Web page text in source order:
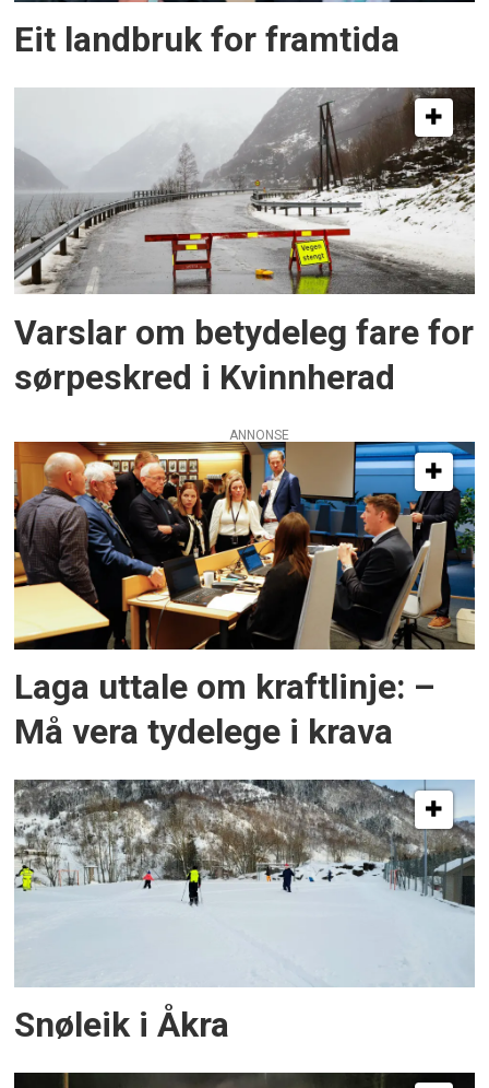
Eit landbruk for framtida
Varslar om betydeleg fare for
sørpeskred i Kvinnherad
ANNONSE
Laga uttale om kraftlinje: –
Må vera tydelege i krava
Snøleik i Åkra